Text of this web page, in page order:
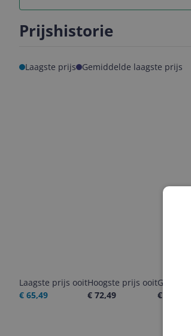
Prijshistorie
Laagste prijs Gemiddelde laagste prijs
Laagste prijs ooit
€ 65,49
Hoogste prijs ooit
€ 72,49
€ 72,49